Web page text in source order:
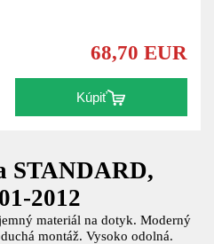
STANDARD,
2012
materiál na dotyk. Moderný
montáž. Vysoko odolná.
68,70 EUR
Kúpiť